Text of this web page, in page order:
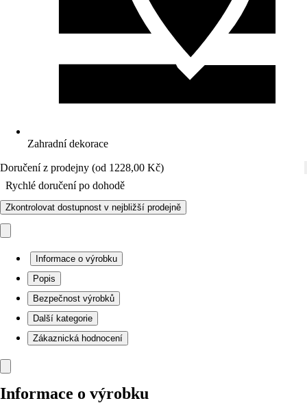
Zahradní dekorace
Doručení z prodejny (od 1228,00 Kč)
Rychlé doručení po dohodě
Zkontrolovat dostupnost v nejbližší prodejně
Informace o výrobku
Popis
Bezpečnost výrobků
Další kategorie
Zákaznická hodnocení
Informace o výrobku